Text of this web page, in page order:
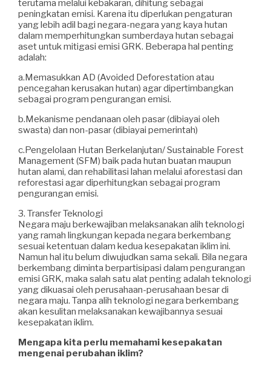
terutama melalui kebakaran, dihitung sebagai
peningkatan emisi. Karena itu diperlukan pengaturan
yang lebih adil bagi negara-negara yang kaya hutan
dalam memperhitungkan sumberdaya hutan sebagai
aset untuk mitigasi emisi GRK. Beberapa hal penting
adalah:
a.Memasukkan AD (Avoided Deforestation atau
pencegahan kerusakan hutan) agar dipertimbangkan
sebagai program pengurangan emisi.
b.Mekanisme pendanaan oleh pasar (dibiayai oleh
swasta) dan non-pasar (dibiayai pemerintah)
c.Pengelolaan Hutan Berkelanjutan/ Sustainable Forest
Management (SFM) baik pada hutan buatan maupun
hutan alami, dan rehabilitasi lahan melalui aforestasi dan
reforestasi agar diperhitungkan sebagai program
pengurangan emisi.
3. Transfer Teknologi
Negara maju berkewajiban melaksanakan alih teknologi
yang ramah lingkungan kepada negara berkembang
sesuai ketentuan dalam kedua kesepakatan iklim ini.
Namun hal itu belum diwujudkan sama sekali. Bila negara
berkembang diminta berpartisipasi dalam pengurangan
emisi GRK, maka salah satu alat penting adalah teknologi
yang dikuasai oleh perusahaan-perusahaan besar di
negara maju. Tanpa alih teknologi negara berkembang
akan kesulitan melaksanakan kewajibannya sesuai
kesepakatan iklim.
Mengapa kita perlu memahami kesepakatan
mengenai perubahan iklim?